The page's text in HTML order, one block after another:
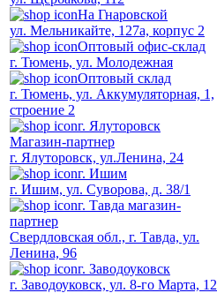
На Гнаровской
ул. Мельникайте, 127а, корпус 2
Оптовый офис-склад
г. Тюмень, ул. Молодежная
Оптовый склад
г. Тюмень, ул. Аккумуляторная, 1,
строение 2
г. Ялуторовск
Магазин-партнер
г. Ялуторовск, ул.Ленина, 24
г. Ишим
г. Ишим, ул. Суворова, д. 38/1
г. Тавда магазин-
партнер
Свердловская обл., г. Тавда, ул.
Ленина, 96
г. Заводоуковск
г. Заводоуковск, ул. 8-го Марта, 12